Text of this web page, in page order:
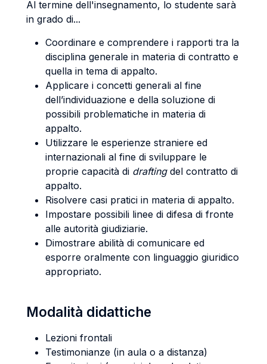
Al termine dell'insegnamento, lo studente sarà
in grado di...
Coordinare e comprendere i rapporti tra la
disciplina generale in materia di contratto e
quella in tema di appalto.
Applicare i concetti generali al fine
dell’individuazione e della soluzione di
possibili problematiche in materia di
appalto.
Utilizzare le esperienze straniere ed
internazionali al fine di sviluppare le
proprie capacità di draftingdel contratto di
appalto.
Risolvere casi pratici in materia di appalto.
Impostare possibili linee di difesa di fronte
alle autorità giudiziarie.
Dimostrare abilità di comunicare ed
esporre oralmente con linguaggio giuridico
appropriato.
Modalità didattiche
Lezioni frontali
Testimonianze (in aula o a distanza)